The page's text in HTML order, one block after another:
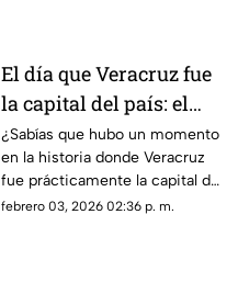
El día que Veracruz fue
la capital del país: el
origen del México
constitucional
¿Sabías que hubo un momento
en la historia donde Veracruz
fue prácticamente la capital de
México?
febrero 03, 2026 02:36 p. m.